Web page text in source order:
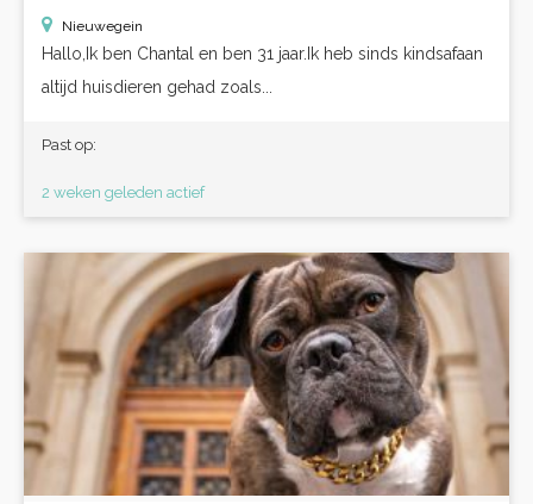
Nieuwegein
Hallo,Ik ben Chantal en ben 31 jaar.Ik heb sinds kindsafaan
altijd huisdieren gehad zoals...
Past op:
2 weken geleden actief